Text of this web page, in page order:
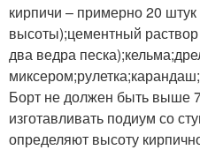
кирпичи – примерно 20
высоты);цементный
два ведра
Борт не должен быть выше
изготавливать подиум со
определяют высоту